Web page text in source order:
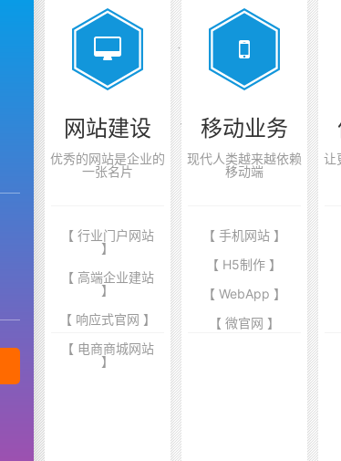
网站建设
优秀的网站是企业的
一张名片
【 行业门户网站
】
【 高端企业建站
】
【 响应式官网 】
【 电商商城网站
】
移动业务
现代人类越来越依赖
移动端
【 手机网站 】
【 H5制作 】
【 WebApp 】
【 微官网 】
让